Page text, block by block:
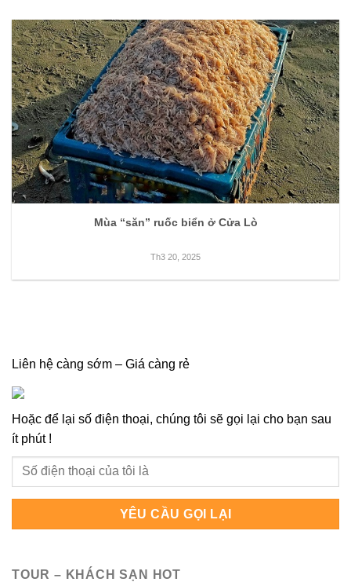
Mùa “săn” ruốc biển ở Cửa Lò
Th3 20, 2025
Liên hệ càng sớm – Giá càng rẻ
Hoặc để lại số điện thoại, chúng tôi sẽ gọi lại cho bạn sau
ít phút !
TOUR – KHÁCH SẠN HOT